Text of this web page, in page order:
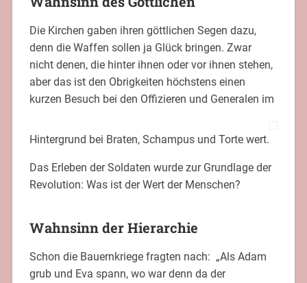
Die Kirchen gaben ihren göttlichen Segen dazu,
denn die Waffen sollen ja Glück bringen. Zwar
nicht denen, die hinter ihnen oder vor ihnen stehen,
aber das ist den Obrigkeiten höchstens einen
kurzen Besuch bei den Offizieren und Generalen im
Hintergrund bei Braten, Schampus und Torte wert.
Das Erleben der Soldaten wurde zur Grundlage der
Revolution: Was ist der Wert der Menschen?
Wahnsinn der Hierarchie
Schon die Bauernkriege fragten nach: „Als Adam
grub und Eva spann, wo war denn da der